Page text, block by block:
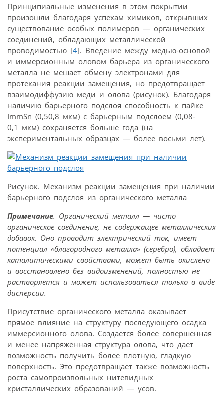
Принципиальные изменения в этом покрытии
произошли благодаря успехам химиков, открывших
существование особых полимеров — органических
соединений, обладающих металлической
проводимостью [4]. Введение между медью-основой
и иммерсионным оловом барьера из органического
металла не мешает обмену электронами для
протекания реакции замещения, но предотвращает
взаимодиффузию меди и олова (рисунок). Благодаря
наличию барьерного подслоя способность к пайке
ImmSn (0,50,8 мкм) с барьерным подслоем (0,08-
0,1 мкм) сохраняется больше года (на
экспериментальных образцах — более восьми лет).
Рисунок. Механизм реакции замещения при наличии
барьерного подслоя из органического металла
Примечание. Органический металл — чисто
органическое соединение, не содержащее металлических
добавок. Оно проводит электрический ток, имеет
потенциал «благородного металла» (серебро), обладает
каталитическими свойствами, может быть окислено
и восстановлено без видоизменений, полностью не
растворяется и может использоваться только в виде
дисперсии.
Присутствие органического металла оказывает
прямое влияние на структуру последующего осадка
иммерсионного олова. Создается более совершенная
и менее напряженная структура олова, что дает
возможность получить более плотную, гладкую
поверхность. Это предотвращает также возможность
роста самопроизвольных нитевидных
кристаллических образований — усов.